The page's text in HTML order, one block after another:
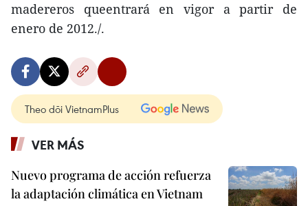
madereros queentrará en vigor a partir de
enero de 2012./.
Theo dõi VietnamPlus
VER MÁS
Nuevo programa de acción refuerza
la adaptación climática en Vietnam